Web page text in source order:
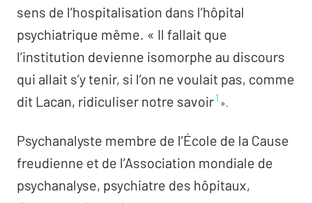
seulement à travers les très nombreux cas
cliniques évoqués tout au long de l’ouvrage,
mais aussi en expliquant comment fonctionne
l’hospitalisation de jour qu’elle a créée pour
offrir aux patients un « au-delà des murs ».
sens de l’hospitalisation dans l’hôpital
psychiatrique même. « Il fallait que
l’institution devienne isomorphe au discours
qui allait s’y tenir, si l’on ne voulait pas, comme
dit Lacan, ridiculiser notre savoir1 ».
Psychanalyste membre de l’École de la Cause
freudienne et de l’Association mondiale de
psychanalyse, psychiatre des hôpitaux,